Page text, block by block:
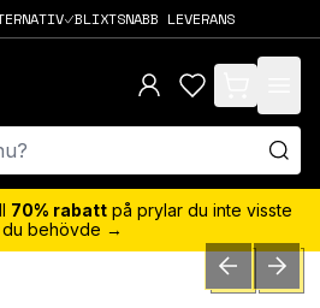
BLIXTSNABB LEVERANS
items in cart,
70% rabatt på prylar du inte visste
du behövde →
PREVIOUSNEXT